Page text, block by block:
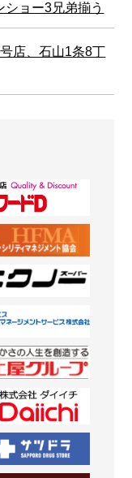
ョー3兄弟揃う
店、石山1条8丁